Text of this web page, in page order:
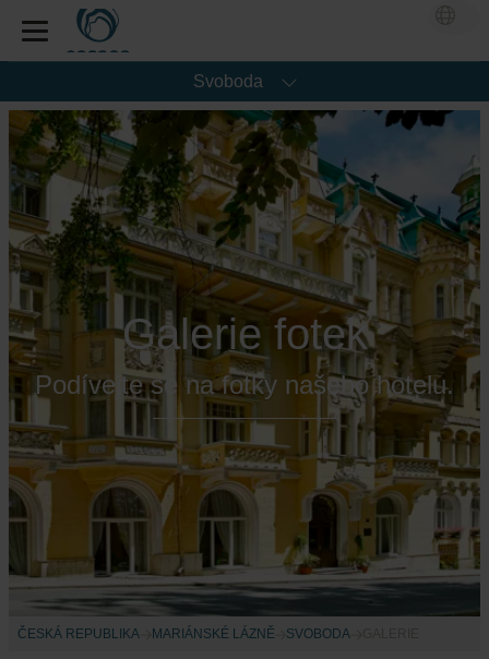
Svoboda
Galerie fotek
Podívejte se na fotky našeho hotelu.
ČESKÁ REPUBLIKA MARIÁNSKÉ LÁZNĚ SVOBODA